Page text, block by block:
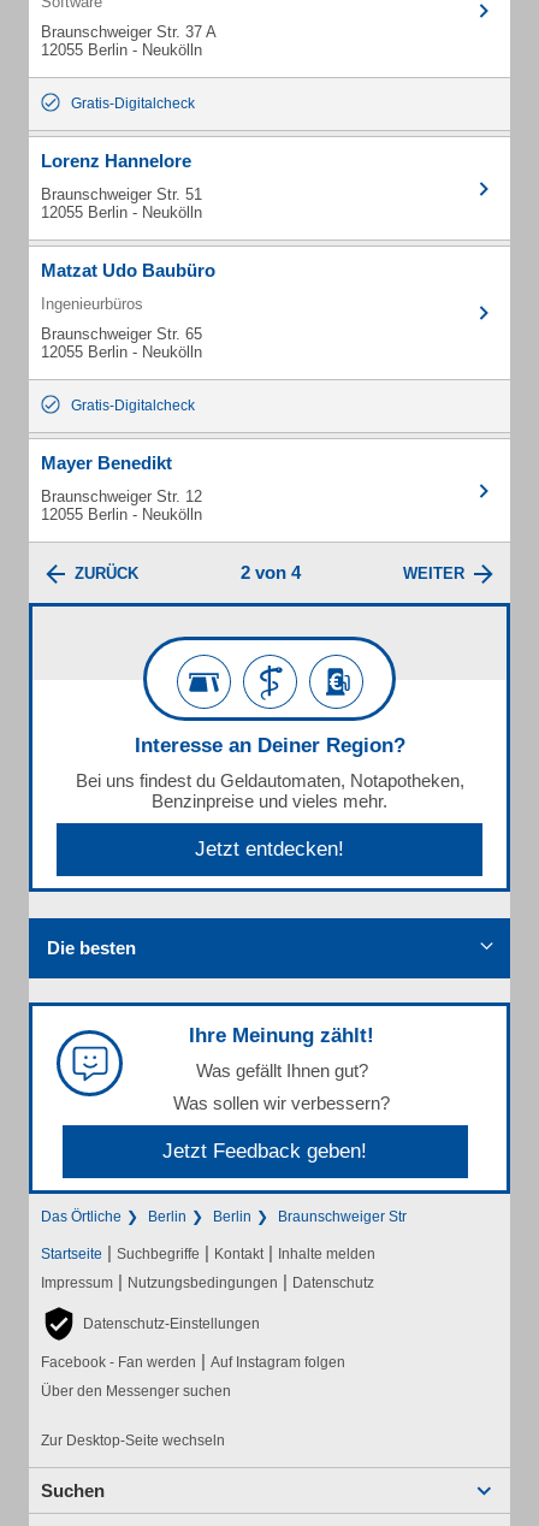
Braunschweiger Str. 37 A
12055 Berlin - Neukölln
Gratis-Digitalcheck
Lorenz Hannelore
Braunschweiger Str. 51
12055 Berlin - Neukölln
Matzat Udo Baubüro
Ingenieurbüros
Braunschweiger Str. 65
12055 Berlin - Neukölln
Gratis-Digitalcheck
Mayer Benedikt
Braunschweiger Str. 12
12055 Berlin - Neukölln
ZURÜCK 2 von 4 WEITER
Interesse an Deiner Region?
Bei uns findest du Geldautomaten, Notapotheken,
Benzinpreise und vieles mehr.
Jetzt entdecken!
Die besten
Ihre Meinung zählt!
Was gefällt Ihnen gut?
Was sollen wir verbessern?
Jetzt Feedback geben!
Das Örtliche Berlin Berlin Braunschweiger Str
Startseite | Suchbegriffe | Kontakt | Inhalte melden
Impressum | Nutzungsbedingungen | Datenschutz
Datenschutz-Einstellungen
Facebook - Fan werden | Auf Instagram folgen
Über den Messenger suchen
Zur Desktop-Seite wechseln
Suchen